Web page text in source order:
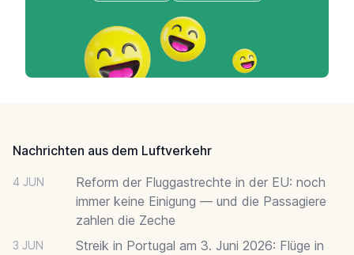
Nachrichten aus dem Luftverkehr
4 JUN
Reform der Fluggastrechte in der EU: noch
immer keine Einigung — und die Passagiere
zahlen die Zeche
3 JUN
Streik in Portugal am 3. Juni 2026: Flüge in